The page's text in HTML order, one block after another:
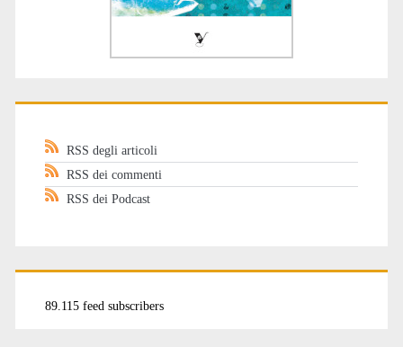
RSS degli articoli
RSS dei commenti
RSS dei Podcast
89.115 feed subscribers